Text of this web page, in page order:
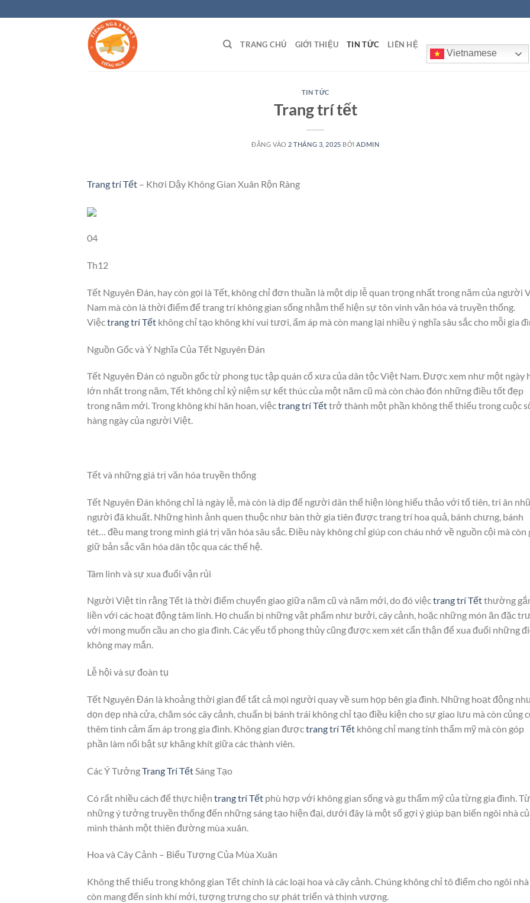
qua
TRANG CHỦ GIỚI THIỆU TIN TỨC LIÊN HỆ
Vietnamese
TIN TỨC
Trang trí tết
ĐĂNG VÀO 2 THÁNG 3, 2025 BỞI ADMIN
Trang trí Tết – Khơi Dậy Không Gian Xuân Rộn Ràng
04
Th12
Tết Nguyên Đán, hay còn gọi là Tết, không chỉ đơn thuần là một dịp lễ quan trọng nhất trong năm của người
Nam mà còn là thời điểm để trang trí không gian sống nhằm thể hiện sự tôn vinh văn hóa và truyền thống.
Việctrang trí Tết không chỉ tạo không khí vui tươi, ấm áp mà còn mang lại nhiều ý nghĩa sâu sắc cho mỗi gia
Nguồn Gốc và Ý Nghĩa Của Tết Nguyên Đán
Tết Nguyên Đán có nguồn gốc từ phong tục tập quán cổ xưa của dân tộc Việt Nam. Được xem như một ngày
lớn nhất trong năm, Tết không chỉ kỷ niệm sự kết thúc của một năm cũ mà còn chào đón những điều tốt đẹp
trong năm mới. Trong không khí hân hoan, việctrang trí Tếttrở thành một phần không thể thiếu trong cuộc
hàng ngày của người Việt.
Tết và những giá trị văn hóa truyền thống
Tết Nguyên Đán không chỉ là ngày lễ, mà còn là dịp để người dân thể hiện lòng hiếu thảo với tổ tiên, tri ân
người đã khuất. Những hình ảnh quen thuộc như bàn thờ gia tiên được trang trí hoa quả, bánh chưng, bánh
tét… đều mang trong mình giá trị văn hóa sâu sắc. Điều này không chỉ giúp con cháu nhớ về nguồn cội mà còn
giữ bản sắc văn hóa dân tộc qua các thế hệ.
Tâm linh và sự xua đuổi vận rủi
Người Việt tin rằng Tết là thời điểm chuyển giao giữa năm cũ và năm mới, do đó việctrang trí Tếtthường
liền với các hoạt động tâm linh. Họ chuẩn bị những vật phẩm như bưởi, cây cảnh, hoặc những món ăn đặc
với mong muốn cầu an cho gia đình. Các yếu tố phong thủy cũng được xem xét cẩn thận để xua đuổi những
không may mắn.
Lễ hội và sự đoàn tụ
Tết Nguyên Đán là khoảng thời gian để tất cả mọi người quay về sum họp bên gia đình. Những hoạt động
dọn dẹp nhà cửa, chăm sóc cây cảnh, chuẩn bị bánh trái không chỉ tạo điều kiện cho sự giao lưu mà còn củng
thêm tình cảm ấm áp trong gia đình. Không gian đượctrang trí Tết không chỉ mang tính thẩm mỹ mà còn góp
phần làm nổi bật sự khăng khít giữa các thành viên.
Các Ý TưởngTrang Trí Tết Sáng Tạo
Có rất nhiều cách để thực hiện trang trí Tết phù hợp với không gian sống và gu thẩm mỹ của từng gia đình. Từ
những ý tưởng truyền thống đến những sáng tạo hiện đại, dưới đây là một số gợi ý giúp bạn biến ngôi nhà
mình thành một thiên đường mùa xuân.
Hoa và Cây Cảnh – Biểu Tượng Của Mùa Xuân
Không thể thiếu trong không gian Tết chính là các loại hoa và cây cảnh. Chúng không chỉ tô điểm cho ngôi nhà
còn mang đến sinh khí mới, tượng trưng cho sự phát triển và thịnh vượng.